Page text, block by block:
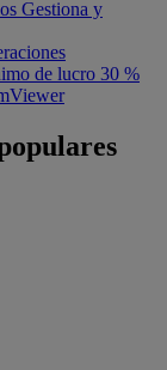
Gestiona y
de lucro 30 %